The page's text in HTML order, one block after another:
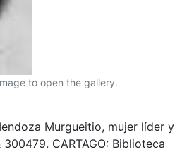
to open the gallery.
Murgueitio, mujer líder y
CARTAGO: Biblioteca